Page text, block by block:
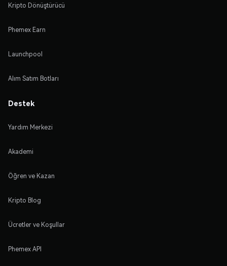
Kripto Dönüştürücü
Phemex Earn
Launchpool
Alım Satım Botları
Destek
Yardım Merkezi
Akademi
Öğren ve Kazan
Kripto Blog
Ücretler ve Koşullar
Phemex API